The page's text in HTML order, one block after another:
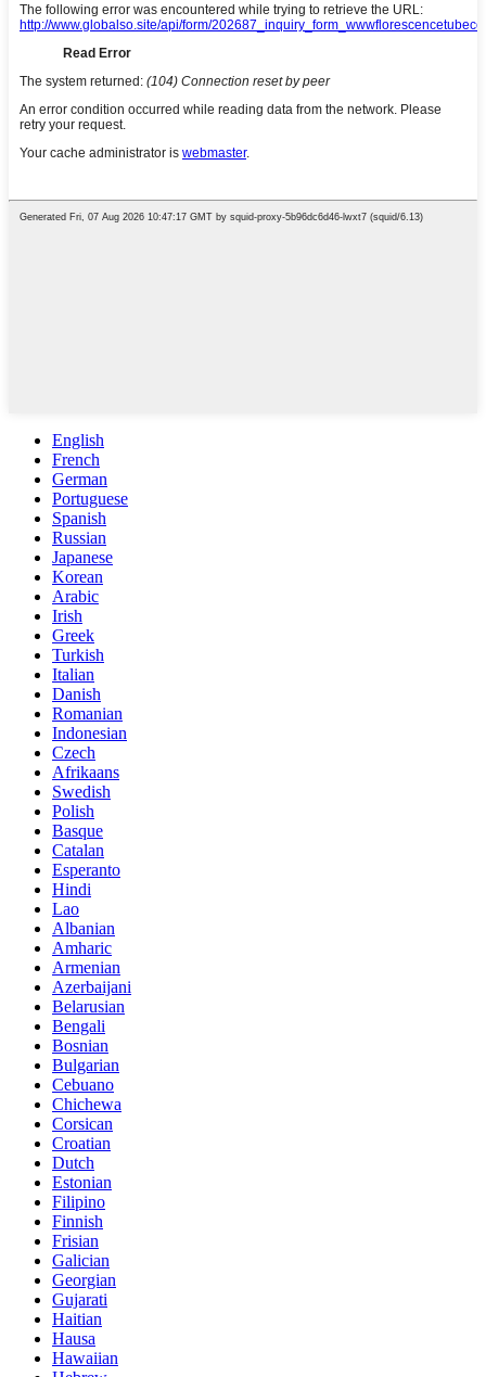
English
French
German
Portuguese
Spanish
Russian
Japanese
Korean
Arabic
Irish
Greek
Turkish
Italian
Danish
Romanian
Indonesian
Czech
Afrikaans
Swedish
Polish
Basque
Catalan
Esperanto
Hindi
Lao
Albanian
Amharic
Armenian
Azerbaijani
Belarusian
Bengali
Bosnian
Bulgarian
Cebuano
Chichewa
Corsican
Croatian
Dutch
Estonian
Filipino
Finnish
Frisian
Galician
Georgian
Gujarati
Haitian
Hausa
Hawaiian